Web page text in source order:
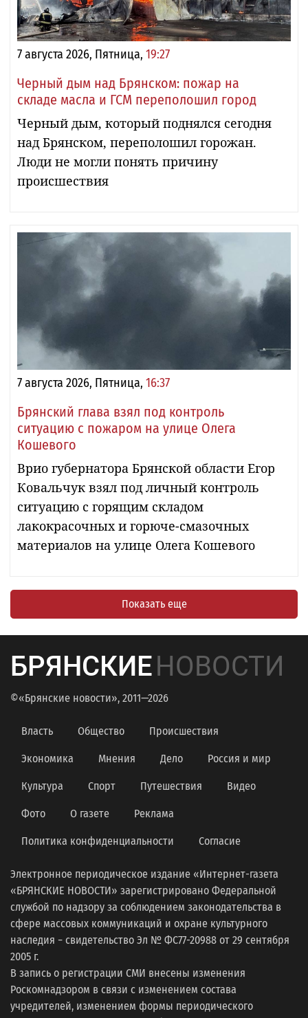
7 августа 2026, Пятница, 19:27
Черный дым над Брянском: пожар на
складе масла и ГСМ переполошил город
Черный дым, который поднялся сегодня
над Брянском, переполошил горожан.
Люди не могли понять причину
происшествия
7 августа 2026, Пятница, 16:37
Брянский глава взял под контроль
ситуацию с пожаром на улице Олега
Кошевого
Врио губернатора Брянской области Егор
Ковальчук взял под личный контроль
ситуацию с горящим складом
лакокрасочных и горюче-смазочных
материалов на улице Олега Кошевого
Показать еще
БРЯНСКИЕНОВОСТИ
©«Брянские новости», 2011—2026
Власть Общество Происшествия
Экономика Мнения Дело Россия и мир
Культура Спорт Путешествия Видео
Фото О газете Реклама
Политика конфиденциальности Согласие
Электронное периодическое издание «Интернет-газета
«БРЯНСКИЕ НОВОСТИ» зарегистрировано Федеральной
службой по надзору за соблюдением законодательства в
сфере массовых коммуникаций и охране культурного
наследия − свидетельство Эл № ФС77-20988 от 29 сентября
2005 г.
В запись о регистрации СМИ внесены изменения
Роскомнадзором в связи с изменением состава
учредителей, изменением формы периодического